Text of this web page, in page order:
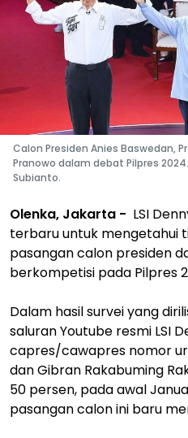
Calon Presiden Anies Baswedan,
Pranowo dalam debat Pilpres
Subianto.
Olenka, Jakarta - LSI
terbaru untuk mengetahui
pasangan calon presiden
berkompetisi pada Pilpres
Dalam hasil survei yang
saluran Youtube resmi LSI
capres/cawapres nomor
dan Gibran Rakabuming
50 persen, pada awal
pasangan calon ini baru